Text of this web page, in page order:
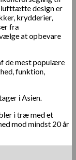
lufttætte design er
krydderier,
fra
at opbevare
de mest populære
funktion,
i Asien.
i træ med et
mod mindst 20 år